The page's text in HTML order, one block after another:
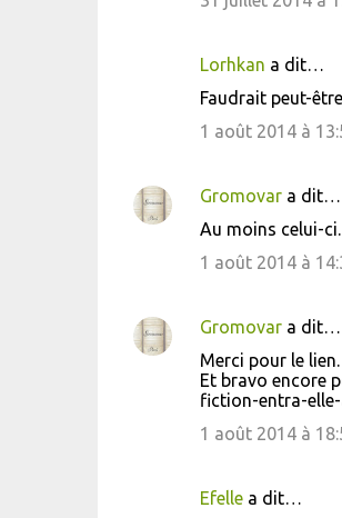
Lorhkan a dit…
Faudrait peut-
1 août 2014 à
Gromovara dit…
Au moins celui-ci.
1 août 2014 à
Gromovara dit…
Merci pour le
Et bravo encore
fiction-entra-
1 août 2014 à
Efellea dit…